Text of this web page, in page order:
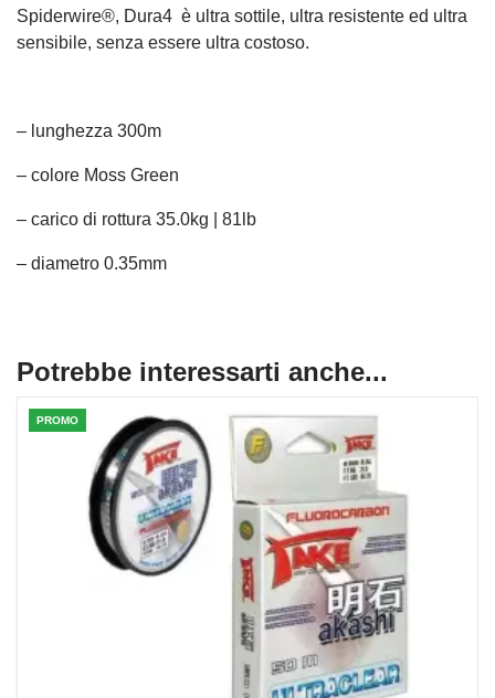
Spiderwire®, Dura4 è ultra sottile, ultra resistente ed ultra
sensibile, senza essere ultra costoso.
– lunghezza 300m
– colore Moss Green
– carico di rottura 35.0kg | 81lb
– diametro 0.35mm
Potrebbe interessarti anche...
PROMO